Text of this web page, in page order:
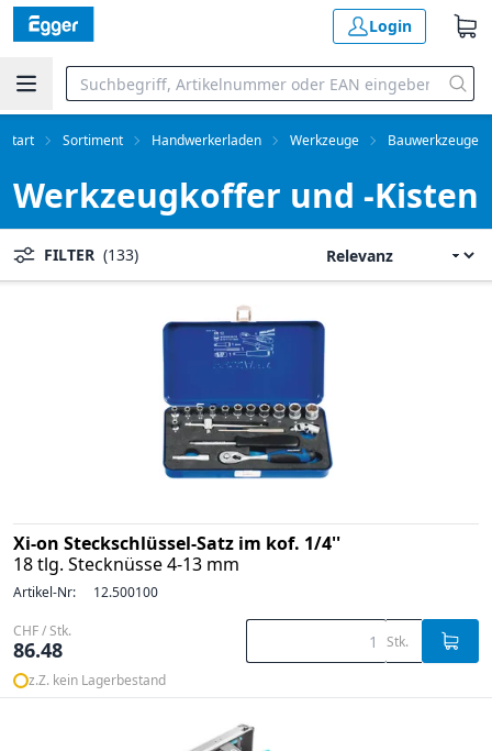
Login
Start Sortiment Handwerkerladen Werkzeuge Bauwerkzeuge
Werkzeugkoffer und -Kisten
FILTER (133)
Xi-on Steckschlüssel-Satz im kof. 1/4''
18 tlg. Stecknüsse 4-13 mm
Artikel-Nr: 12.500100
CHF / Stk.
86.48 Stk.
z.Z. kein Lagerbestand